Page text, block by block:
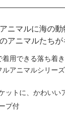
ニマルに海の
アニマルたち
着用できる落ち着
ルアニマルシリー
ットに、かわいい
プ付